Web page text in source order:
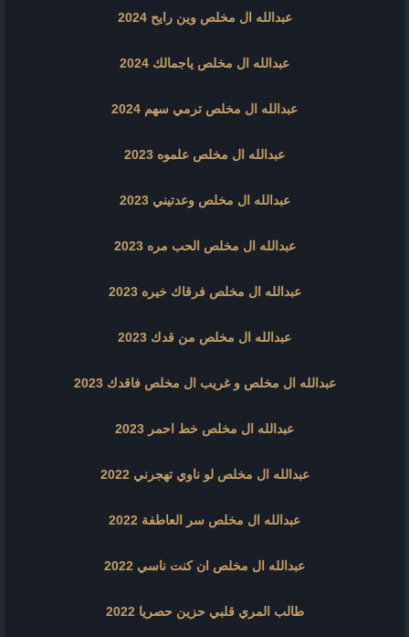
عبدالله ال مخلص وين رايح 2024
عبدالله ال مخلص ياجمالك 2024
عبدالله ال مخلص ترمي سهم 2024
عبدالله ال مخلص علموه 2023
عبدالله ال مخلص وعدتيني 2023
عبدالله ال مخلص الحب مره 2023
عبدالله ال مخلص فرقاك خيره 2023
عبدالله ال مخلص من قدك 2023
عبدالله ال مخلص و غريب ال مخلص فاقدك 2023
عبدالله ال مخلص خط احمر 2023
عبدالله ال مخلص لو ناوي تهجرني 2022
عبدالله ال مخلص سر العاطفة 2022
عبدالله ال مخلص ان كنت ناسي 2022
طالب المري قلبي حزين حصريا 2022